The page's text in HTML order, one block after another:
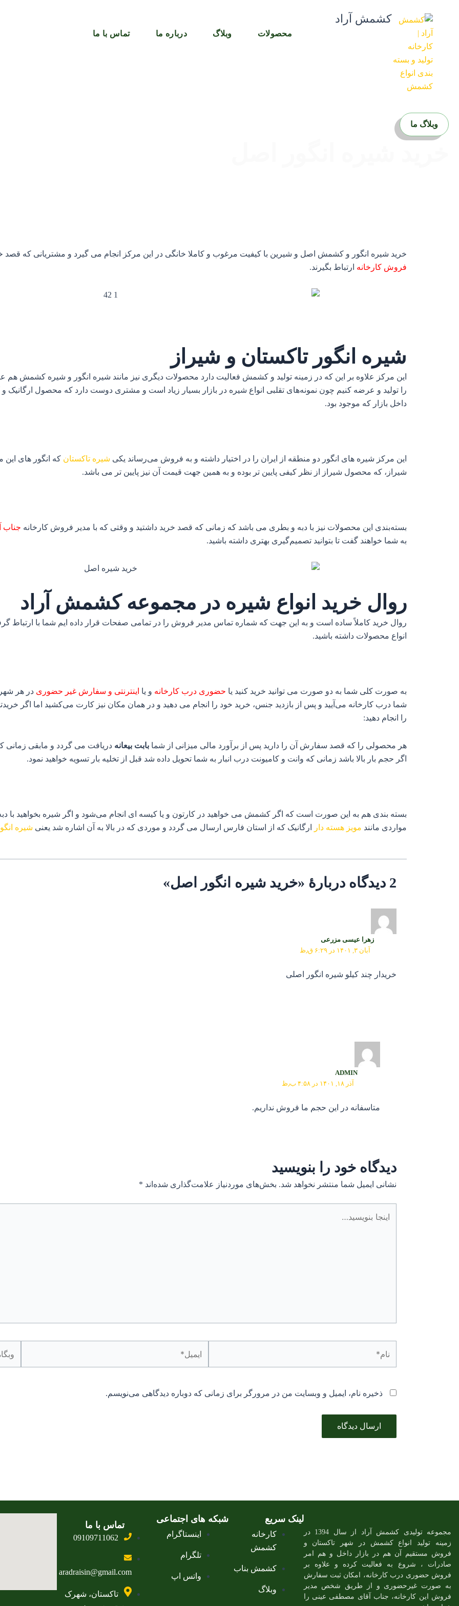
کشمش آراد
محصولات وبلاگ درباره ما تماس با ما
وبلاگ ما
خرید شیره انگور و کشمش اصل و شیرین با کیفیت مرغوب و کاملا خانگی در این مرکز انجام می گیرد و مشتریانی که قصد
فروش کارخانه ارتباط بگیرند.
شیره انگور تاکستان و شیراز
این مرکز علاوه بر این که در زمینه تولید و کشمش فعالیت دارد محصولات دیگری نیز مانند شیره انگور و شیره کشمش
را تولید و عرضه کنیم چون نمونه‌های تقلبی انواع شیره در بازار بسیار زیاد است و مشتری دوست دارد که محصول ارگانیک و
داخل بازار که موجود بود.
این مرکز شیره های انگور دو منطقه از ایران را در اختیار داشته و به فروش می‌رساند یکی شیره تاکستان که انگور های این
شیراز، که محصول شیراز از نظر کیفی پایین تر بوده و به همین جهت قیمت آن نیز پایین تر می باشد.
بسته‌بندی این محصولات نیز با دبه و بطری می باشد که زمانی که قصد خرید داشتید و وقتی که با مدیر فروش کارخانه جناب
به شما خواهند گفت تا بتوانید تصمیم‌گیری بهتری داشته باشید.
روال خرید انواع شیره در مجموعه کشمش آراد
روال خرید کاملاً ساده است و به این جهت که شماره تماس مدیر فروش را در تمامی صفحات قرار داده ایم شما با ارتباط
انواع محصولات داشته باشید.
به صورت کلی شما به دو صورت می توانید خرید کنید یا حضوری درب کارخانه و یا اینترنتی و سفارش غیر حضوری در هر
شما درب کارخانه می‌آیید و پس از بازدید جنس، خرید خود را انجام می دهید و در همان مکان نیز کارت می‌کشید اما اگر
را انجام دهید:
هر محصولی را که قصد سفارش آن را دارید پس از برآورد مالی میزانی از شما بابت بیعانه دریافت می گردد و مابقی زمانی
اگر حجم بار بالا باشد زمانی که وانت و کامیونت درب انبار به شما تحویل داده شد قبل از تخلیه بار تسویه خواهید نمود.
بسته بندی هم به این صورت است که اگر کشمش می خواهید در کارتون و یا کیسه ای انجام می‌شود و اگر شیره بخواهید با دبه
مواردی مانند مویز هسته دار ارگانیک که از استان فارس ارسال می گردد و موردی که در بالا به آن اشاره شد یعنی شیره
2 دیدگاه دربارهٔ «خرید شیره انگور اصل»
زهرا عیسی مزرعی
آبان ۳, ۱۴۰۱ در ۶:۲۹ ق٫ظ
خریدار چند کیلو شیره انگور اصلی
ADMIN
آذر ۱۸, ۱۴۰۱ در ۴:۵۸ ب٫ظ
متاسفانه در این حجم ما فروش نداریم.
دیدگاه‌ خود را بنویسید
نشانی ایمیل شما منتشر نخواهد شد. بخش‌های موردنیاز علامت‌گذاری شده‌اند *
بنویسید…
ذخیره نام، ایمیل و وبسایت من در مرورگر برای زمانی که دوباره دیدگاهی می‌نویسم.
مجموعه تولیدی کشمش آراد از سال 1394 در
زمینه تولید انواع کشمش در شهر تاکستان و
فروش مستقیم آن هم در بازار داخل و هم امر
صادرات ، شروع به فعالیت کرده و علاوه بر
فروش حضوری درب کارخانه، امکان ثبت سفارش
به صورت غیرحضوری و از طریق شخص مدیر
فروش این کارخانه، جناب آقای مصطفی عینی را
لینک سریع
کارخانه
کشمش
کشمش بناب
وبلاگ
شبکه های اجتماعی
اینستاگرام
تلگرام
واتس اپ
تماس با ما
09109711062
aradraisin@gmail.com
تاکستان، شهرک